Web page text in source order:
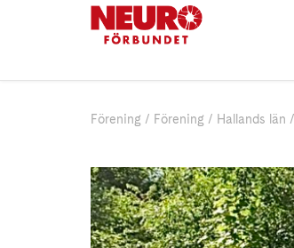
Förening Förening Hallands län